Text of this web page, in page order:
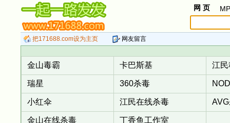
网 页
把171688.com设为主页 网友留言
金山毒霸 卡巴斯基 江
瑞星 360杀毒
小红伞 江民在线杀毒
金山在线杀毒 丁香鱼工作室